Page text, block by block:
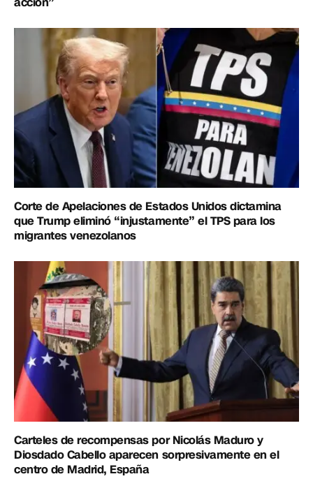
Corte de Apelaciones de Estados Unidos dictamina
que Trump eliminó “injustamente” el TPS para los
migrantes venezolanos
Carteles de recompensas por Nicolás Maduro y
Diosdado Cabello aparecen sorpresivamente en el
centro de Madrid, España